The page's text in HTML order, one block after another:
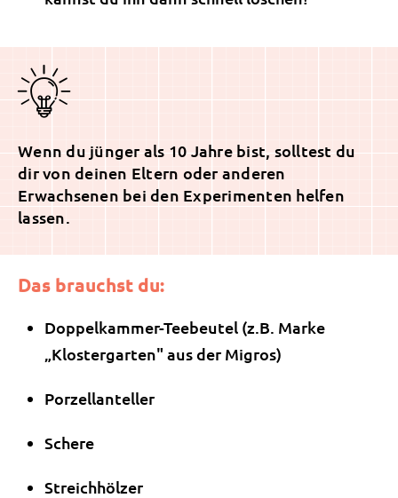
Wenn du jünger als 10 Jahre bist, solltest du
dir von deinen Eltern oder anderen
Erwachsenen bei den Experimenten helfen
lassen.
Das brauchst du:
Doppelkammer-Teebeutel (z.B. Marke
„Klostergarten" aus der Migros)
Porzellanteller
Schere
Streichhölzer